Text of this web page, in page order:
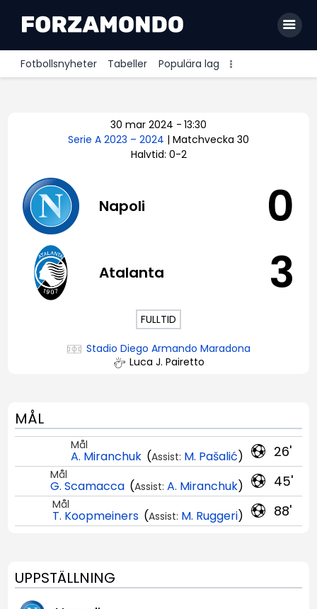
Fotbollsnyheter Tabeller Populära lag
Premier League
Bundesliga
Serie A
Ligue 1
30 mar 2024 - 13:30
Serie A 2023 – 2024 | Matchvecka 30
Halvtid: 0-2
Napoli 0
Atalanta 3
FULLTID
Stadio Diego Armando Maradona
Luca J. Pairetto
MÅL
26'
Mål
A. Miranchuk (Assist: M. Pašalić)
45'
Mål
G. Scamacca (Assist: A. Miranchuk)
88'
Mål
T. Koopmeiners (Assist: M. Ruggeri)
UPPSTÄLLNING